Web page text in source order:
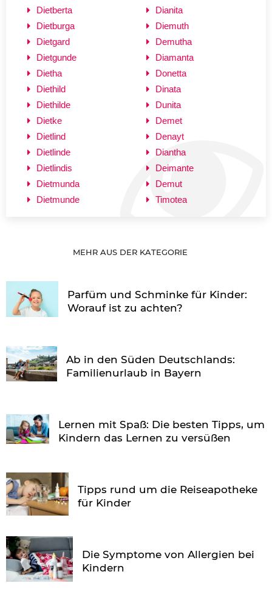
Dietberta
Dietburga
Dietgard
Dietgunde
Dietha
Diethild
Diethilde
Dietke
Dietlind
Dietlinde
Dietlindis
Dietmunda
Dietmunde
Dianita
Diemuth
Demutha
Diamanta
Donetta
Dinata
Dunita
Demet
Denayt
Diantha
Deimante
Demut
Timotea
MEHR AUS DER KATEGORIE
Parfüm und Schminke für Kinder:
Worauf ist zu achten?
Ab in den Süden Deutschlands:
Familienurlaub in Bayern
Lernen mit Spaß: Die besten Tipps, um
Kindern das Lernen zu versüßen
Tipps rund um die Reiseapotheke
für Kinder
Die Symptome von Allergien bei
Kindern